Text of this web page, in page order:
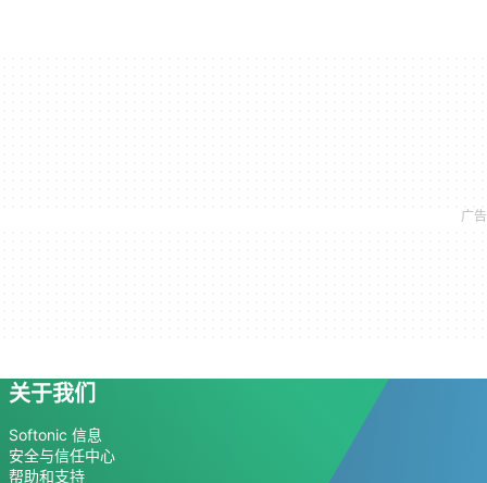
关于我们
Softonic 信息
安全与信任中心
帮助和支持